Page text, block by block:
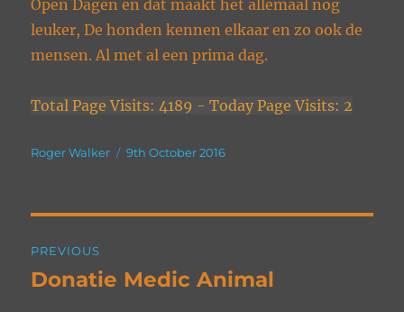
Open Dagen en dat maakt het allemaal nog
leuker, De honden kennen elkaar en zo ook de
mensen. Al met al een prima dag.
Total Page Visits: 4189 - Today Page Visits: 2
Author
Roger Walker
Posted
9th October 2016
navigation
PREVIOUS
Previous
Donatie Medic Animal